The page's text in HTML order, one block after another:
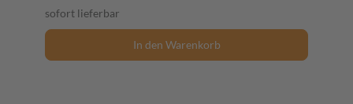
sofort lieferbar
In den Warenkorb